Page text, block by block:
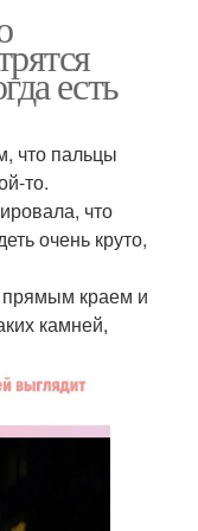
есть
что пальцы
то.
что
очень круто,
прямым краем и
камней,